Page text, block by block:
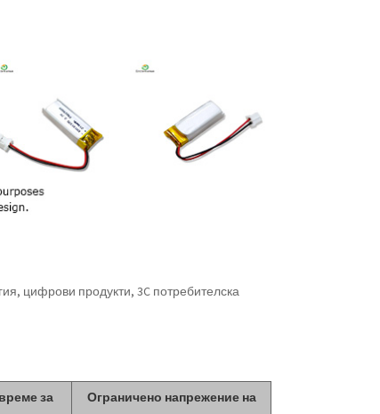
цифрови продукти, 3C потребителска
за
Ограничено напрежение на